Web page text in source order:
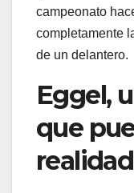
campeonato
completamente
de un delantero.
Eggel,
que